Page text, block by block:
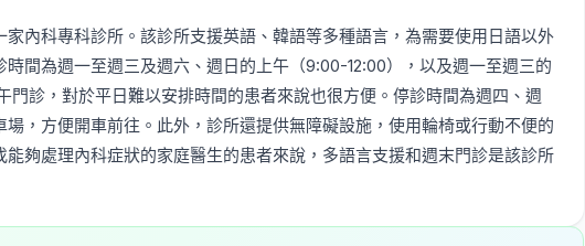
內科專科診所。該診所支援英語、韓語等多種語言，為需要使用日語以外
間為週一至週三及週六、週日的上午（9:00-12:00），以及週一至週三的
門診，對於平日難以安排時間的患者來說也很方便。停診時間為週四、週
，方便開車前往。此外，診所還提供無障礙設施，使用輪椅或行動不便的
夠處理內科症狀的家庭醫生的患者來說，多語言支援和週末門診是該診所